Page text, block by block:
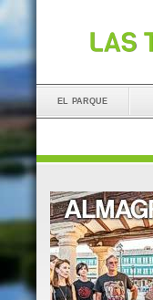
el parque